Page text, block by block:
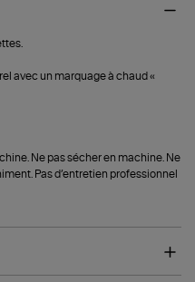
avec un marquage à chaud «
Ne pas sécher en machine. Ne
Pas d’entretien professionnel